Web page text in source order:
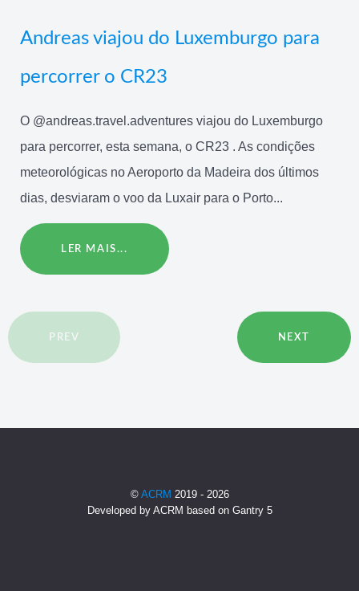
Andreas viajou do Luxemburgo para
percorrer o CR23
O @andreas.travel.adventures viajou do Luxemburgo
para percorrer, esta semana, o CR23 . As condições
meteorológicas no Aeroporto da Madeira dos últimos
dias, desviaram o voo da Luxair para o Porto...
LER MAIS...
PREV NEXT
© ACRM 2019 - 2026
Developed by ACRM based on Gantry 5